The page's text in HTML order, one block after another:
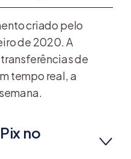
criado pelo
de 2020. A
de
tempo real, a
no